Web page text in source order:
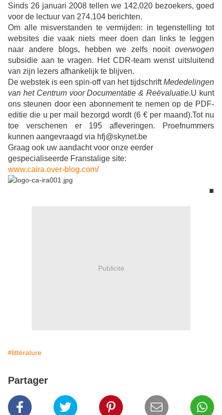
Sinds 26 januari 2008 tellen we 142.020 bezoekers, goed
voor de lectuur van 274.104 berichten.
Om alle misverstanden te vermijden: in tegenstelling tot
websites die vaak niets meer doen dan links te leggen
naar andere blogs, hebben we zelfs nooit overwogen
subsidie aan te vragen. Het CDR-team wenst uitsluitend
van zijn lezers afhankelijk te blijven.
De webstek is een spin-off van het tijdschrift Mededelingen
van het Centrum voor Documentatie & Reëvaluatie.U kunt
ons steunen door een abonnement te nemen op de PDF-
editie die u per mail bezorgd wordt (6 € per maand).Tot nu
toe verschenen er 195 afleveringen. Proefnummers
kunnen aangevraagd via hfj@skynet.be
Graag ook uw aandacht voor onze eerder
gespecialiseerde Franstalige site:
www.caira.over-blog.com/
■
Publicité
#littérature
Partager